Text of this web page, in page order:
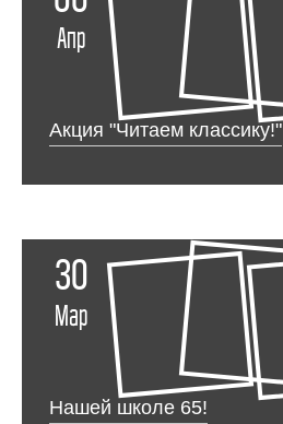
Апр
Акция "Читаем классику!"
30
Мар
Нашей школе 65!